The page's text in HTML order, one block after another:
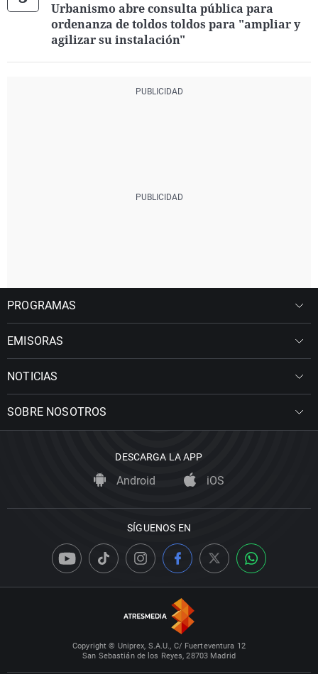
Urbanismo abre consulta pública para
ordenanza de toldos toldos para "ampliar y
agilizar su instalación"
PROGRAMAS
EMISORAS
NOTICIAS
SOBRE NOSOTROS
DESCARGA LA APP
Android iOS
SÍGUENOS EN
Copyright © Uniprex, S.A.U., C/ Fuerteventura 12
San Sebastián de los Reyes, 28703 Madrid